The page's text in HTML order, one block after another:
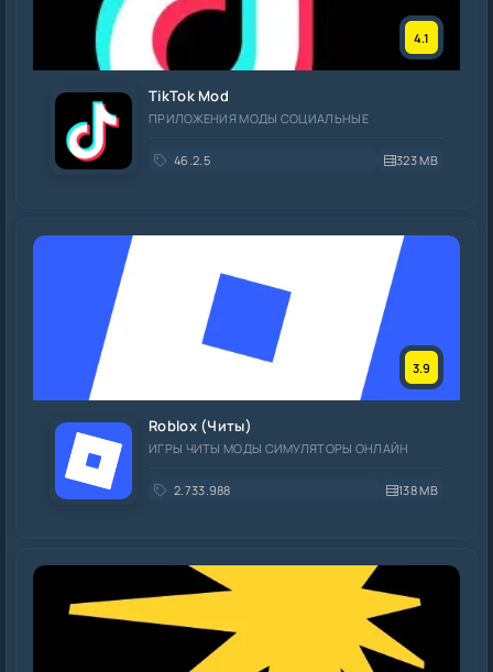
4.1
TikTok Mod
ПРИЛОЖЕНИЯ МОДЫ СОЦИАЛЬНЫЕ
46.2.5 323 MB
3.9
Roblox (Читы)
ИГРЫ ЧИТЫ МОДЫ СИМУЛЯТОРЫ ОНЛАЙН
2.733.988 138 MB